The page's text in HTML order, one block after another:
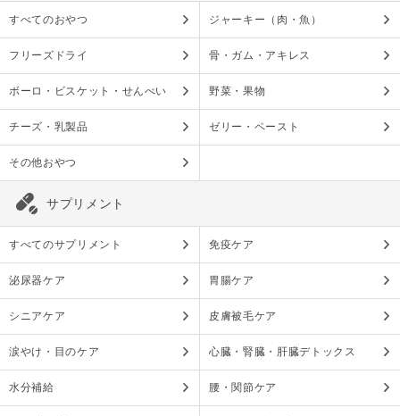
すべてのおやつ ジャーキー（肉・魚）
フリーズドライ 骨・ガム・アキレス
ボーロ・ビスケット・せんべい 野菜・果物
チーズ・乳製品 ゼリー・ペースト
その他おやつ
サプリメント
すべてのサプリメント 免疫ケア
泌尿器ケア 胃腸ケア
シニアケア 皮膚被毛ケア
涙やけ・目のケア 心臓・腎臓・肝臓デトックス
水分補給 腰・関節ケア